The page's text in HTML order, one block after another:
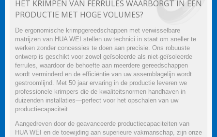
HET KRIMPEN VAN FERRULES WAARBORGT IN EEN
PRODUCTIE MET HOGE VOLUMES?
De ergonomische krimpgereedschappen met verwisselbare
matrijzen van HUA WEI stellen uw technici in staat om sneller te
werken zonder concessies te doen aan precisie. Ons robuuste
ontwerp is geschikt voor zowel geïsoleerde als niet-geïsoleerde
ferrules, waardoor de behoefte aan meerdere gereedschappen
wordt verminderd en de efficiëntie van uw assemblagelijn wordt
gestroomlijnd. Met 50 jaar ervaring in de productie leveren we
professionele krimpers die de kwaliteitsnormen handhaven in
duizenden installaties—perfect voor het opschalen van uw
productiecapaciteit.
Aangedreven door de geavanceerde productiecapaciteiten van
HUA WEI en de toewijding aan superieure vakmanschap, zijn onze